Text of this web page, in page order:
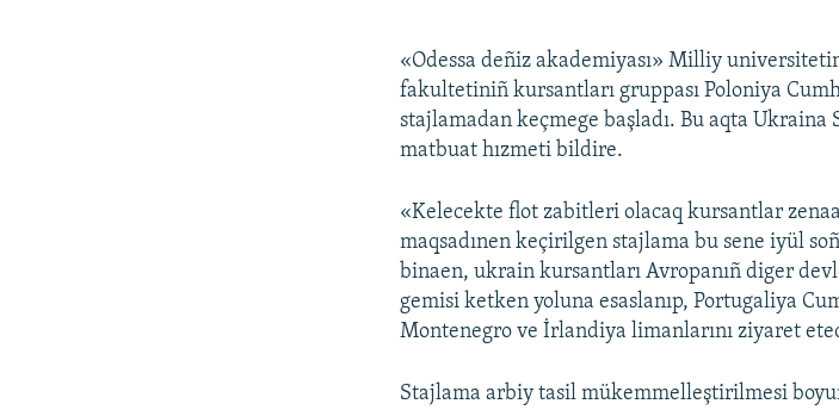
«Odessa deñiz akademiyası» Milliy
fakultetiniñ kursantları gruppası Poloniya
stajlamadan keçmege başladı. Bu aqta Ukraina
matbuat hızmeti bildire.
«Kelecekte flot zabitleri olacaq kursantlar
maqsadınen keçirilgen stajlama bu sene iyül
binaen, ukrain kursantları Avropanıñ diger
gemisi ketken yoluna esaslanıp, Portugaliya
Montenegro ve İrlandiya limanlarını ziyaret
Stajlama arbiy tasil mükemmelleştirilmesi